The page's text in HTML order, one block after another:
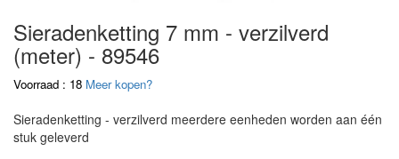
Sieradenketting 7 mm - verzilverd
(meter) - 89546
Voorraad : 18 Meer kopen?
Sieradenketting - verzilverd meerdere eenheden worden aan één
stuk geleverd